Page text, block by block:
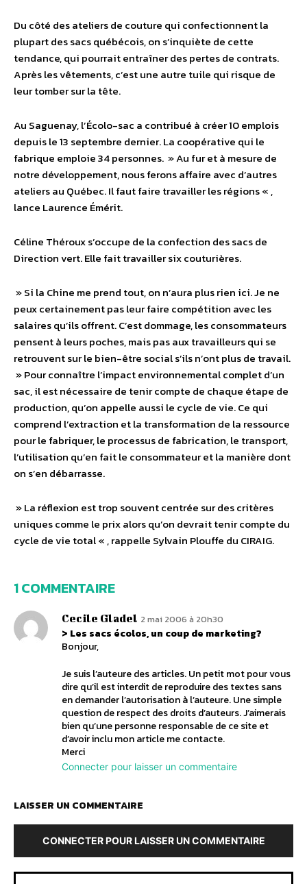
Du côté des ateliers de couture qui confectionnent la
plupart des sacs québécois, on s’inquiète de cette
tendance, qui pourrait entraîner des pertes de contrats.
Après les vêtements, c’est une autre tuile qui risque de
leur tomber sur la tête.
Au Saguenay, l’Écolo-sac a contribué à créer 10 emplois
depuis le 13 septembre dernier. La coopérative qui le
fabrique emploie 34 personnes. » Au fur et à mesure de
notre développement, nous ferons affaire avec d’autres
ateliers au Québec. Il faut faire travailler les régions « ,
lance Laurence Émérit.
Céline Théroux s’occupe de la confection des sacs de
Direction vert. Elle fait travailler six couturières.
» Si la Chine me prend tout, on n’aura plus rien ici. Je ne
peux certainement pas leur faire compétition avec les
salaires qu’ils offrent. C’est dommage, les consommateurs
pensent à leurs poches, mais pas aux travailleurs qui se
retrouvent sur le bien-être social s’ils n’ont plus de travail.
» Pour connaître l’impact environnemental complet d’un
sac, il est nécessaire de tenir compte de chaque étape de
production, qu’on appelle aussi le cycle de vie. Ce qui
comprend l’extraction et la transformation de la ressource
pour le fabriquer, le processus de fabrication, le transport,
l’utilisation qu’en fait le consommateur et la manière dont
on s’en débarrasse.
» La réflexion est trop souvent centrée sur des critères
uniques comme le prix alors qu’on devrait tenir compte du
cycle de vie total « , rappelle Sylvain Plouffe du CIRAIG.
1 COMMENTAIRE
Cecile Gladel 2 mai 2006 à 20h30
> Les sacs écolos, un coup de marketing?
Bonjour,
Je suis l’auteure des articles. Un petit mot pour vous
dire qu’il est interdit de reproduire des textes sans
en demander l’autorisation à l’auteure. Une simple
question de respect des droits d’auteurs. J’aimerais
bien qu’une personne responsable de ce site et
d’avoir inclu mon article me contacte.
Merci
Connecter pour laisser un commentaire
LAISSER UN COMMENTAIRE
CONNECTER POUR LAISSER UN COMMENTAIRE